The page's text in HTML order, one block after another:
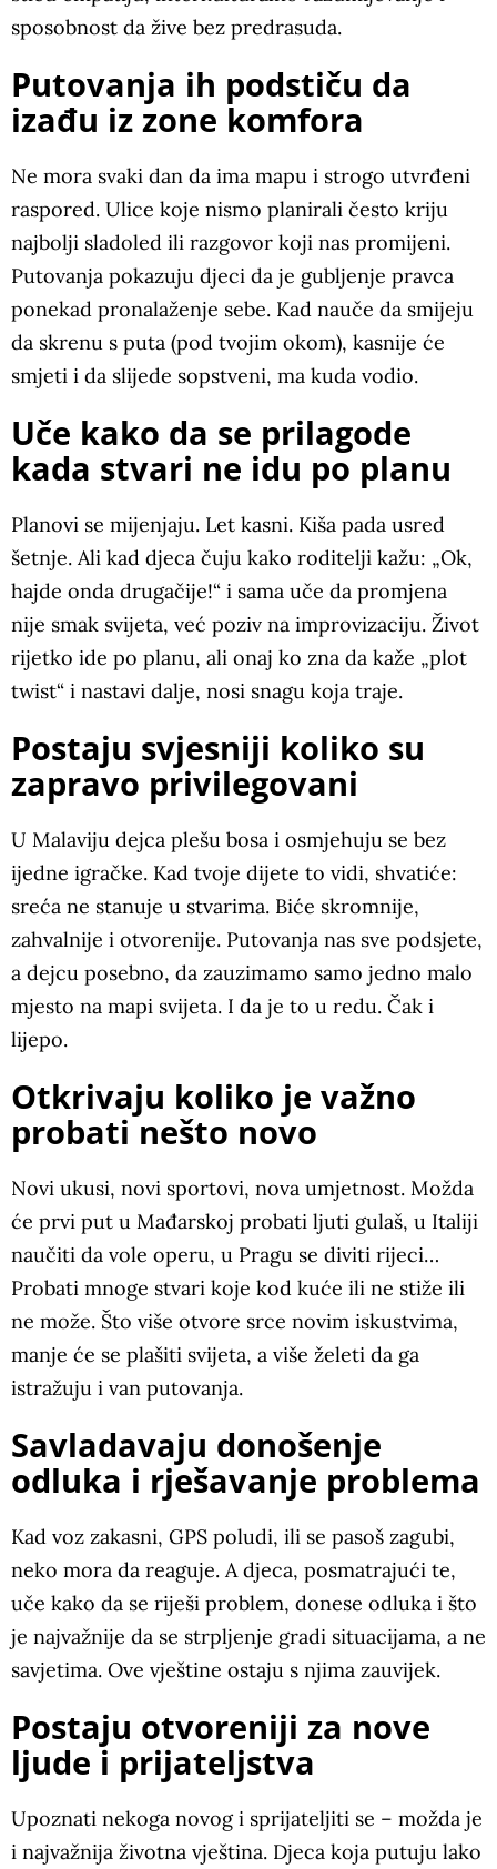
sposobnost da žive bez predrasuda.
Putovanja ih podstiču da
izađu iz zone komfora
Ne mora svaki dan da ima mapu i strogo utvrđeni
raspored. Ulice koje nismo planirali često kriju
najbolji sladoled ili razgovor koji nas promijeni.
Putovanja pokazuju djeci da je gubljenje pravca
ponekad pronalaženje sebe. Kad nauče da smijeju
da skrenu s puta (pod tvojim okom), kasnije će
smjeti i da slijede sopstveni, ma kuda vodio.
Uče kako da se prilagode
kada stvari ne idu po planu
Planovi se mijenjaju. Let kasni. Kiša pada usred
šetnje. Ali kad djeca čuju kako roditelji kažu: „Ok,
hajde onda drugačije!“ i sama uče da promjena
nije smak svijeta, već poziv na improvizaciju. Život
rijetko ide po planu, ali onaj ko zna da kaže „plot
twist“ i nastavi dalje, nosi snagu koja traje.
Postaju svjesniji koliko su
zapravo privilegovani
U Malaviju dejca plešu bosa i osmjehuju se bez
ijedne igračke. Kad tvoje dijete to vidi, shvatiće:
sreća ne stanuje u stvarima. Biće skromnije,
zahvalnije i otvorenije. Putovanja nas sve podsjete,
a dejcu posebno, da zauzimamo samo jedno malo
mjesto na mapi svijeta. I da je to u redu. Čak i
lijepo.
Otkrivaju koliko je važno
probati nešto novo
Novi ukusi, novi sportovi, nova umjetnost. Možda
će prvi put u Mađarskoj probati ljuti gulaš, u Italiji
naučiti da vole operu, u Pragu se diviti rijeci…
Probati mnoge stvari koje kod kuće ili ne stiže ili
ne može. Što više otvore srce novim iskustvima,
manje će se plašiti svijeta, a više želeti da ga
istražuju i van putovanja.
Savladavaju donošenje
odluka i rješavanje problema
Kad voz zakasni, GPS poludi, ili se pasoš zagubi,
neko mora da reaguje. A djeca, posmatrajući te,
uče kako da se riješi problem, donese odluka i što
je najvažnije da se strpljenje gradi situacijama, a ne
savjetima. Ove vještine ostaju s njima zauvijek.
Postaju otvoreniji za nove
ljude i prijateljstva
Upoznati nekoga novog i sprijateljiti se – možda je
i najvažnija životna vještina. Djeca koja putuju lako